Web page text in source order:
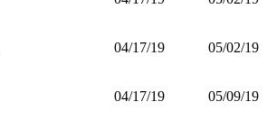
04/17/19 05/02/19
04/17/19 05/09/19